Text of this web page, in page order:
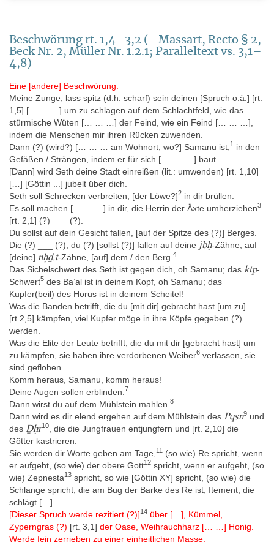
Witwe von Dr. Cimba (†1824), dem Leibarzt von Henry Salt in
Kairo, der wie sein Patron eine ägyptische Sammlung aufgebaut
hatte. Erneut durch Vermittlung von Humbert konnte Papyrus
der ersten Sammlung von G. Anastasi erworben werden (Ankunft
in Leiden am 1.1.1829) (Massart 1954, 1; Raven 1992, 7, 8;
Halbertsma 1995, 91–108; 2003, 99–106). Die Papyri wurden
zuerst durch Museumsdirektor C. J. C. Reuvens unter den
Nummern CI 11b bzw. AMS 28 inventarisiert, später durch seinen
Nachfolger Conrad Leemans unter den Nummern I 345 bzw. I
343.
Herkunft
Niltal von Kairo bis Assiut » zwischen Kairo und Fajjum »
westliches Ufer » Saqqara
Der genaue Fundort ist unbekannt. Für eine ganze Reihe von
Papyri in Leiden aus der Sammung Anastasi wird "Memphis" als
Fundort im ursprünglichen Verzeichnis der Anastasi-Sammlung
angegeben, so auch für pLeiden I 343 (Leemans 1840, 112;
Enmarch 2005, 2). Zu pLeiden I 345 notierte Leemans 1840, 113:
„Il est incertain de quel endroit ce Ms. provient, mais il pourrait
être trouvé avec les deux precédents [= I 343, I 344]“. Enmarch
2005, 2 konstatiert: „‘Memphis’ almost certainly means Saqqara,
since papyrus rarely survives outside necropoleis“ mit Bezug auf
pLeiden I 344, der nach Leemans mit I 343 und I 345
möglicherweise zusammen gefunden wurde, und auch weil I
343+345 und I 344 die gleiche Art von Beschädigungen
aufweisen, so dass es wahrscheinlich ist, dass sie übereinander
aufgerollt in einem Grab gefunden worden waren (Enmarch 2005,
3–5). Raven 2012, 80, 82 schreibt: „It is well known that
d’Anastasi occasionally listed ‘Memphis’ as the origin of objects
which have been proven to have come from Saqqara.“ Er fragt
sich, ob die fünf magischen Papyri in Leiden aus der Sammlung
Anastasi, für die Memphis als Fundort im ursprünglichen
Verzeichnis steht (I 343 = AMS 28; I 346 = AMS 23a; I 347 = AMS
23b; I 348 = AMS 26a und I 349 = AMS 26b), alle zusammen
gefunden worden sein könnten. Er spekuliert sogar, dass sie aus
dem Büro von Prinz Chaemwaset, dem Sohn Ramses' II., in
Saqqara stammen könnten (Raven 2012, 80–83).
Beschwörung rt. 1,4–3,2 (= Massart, Recto § 2,
Beck Nr. 2, Müller Nr. 1.2.1; Paralleltext vs. 3,1–
4,8)
Eine [andere] Beschwörung:
Meine Zunge, lass spitz (d.h. scharf) sein deinen [Spruch o.ä.] [rt.
1,5] [… … …] um zu schlagen auf dem Schlachtfeld, wie das
stürmische Wüten [… … …] der Feind, wie ein Feind [… … …],
indem die Menschen mir ihren Rücken zuwenden.
Dann (?) (wird?) [… … … am Wohnort, wo?] Samanu ist, 1
in den
Gefäßen / Strängen, indem er für sich [… … … ] baut.
[Dann] wird Seth deine Stadt einreißen (lit.: umwenden) [rt. 1,10]
[…] [Göttin ...] jubelt über dich.
Seth soll Schrecken verbreiten, [der Löwe?]2 in dir brüllen.
Es soll machen [… … …] in dir, die Herrin der Äxte umherziehen3
[rt. 2,1] (?) ___ (?).
Du sollst auf dein Gesicht fallen, [auf der Spitze des (?)] Berges.
Die (?) ___ (?), du (?) [sollst (?)] fallen auf deine jbḥ-Zähne, auf
[deine] nḥḏ.t-Zähne, [auf] dem / den Berg. 4
Das Sichelschwert des Seth ist gegen dich, oh Samanu; das ktp-
Schwert5 des Ba’al ist in deinem Kopf, oh Samanu; das
Kupfer(beil) des Horus ist in deinem Scheitel!
Was die Banden betrifft, die du [mit dir] gebracht hast [um zu]
[rt.2,5] kämpfen, viel Kupfer möge in ihre Köpfe gegeben (?)
werden.
Was die Elite der Leute betrifft, die du mit dir [gebracht hast] um
zu kämpfen, sie haben ihre verdorbenen Weiber6 verlassen, sie
sind geflohen.
Komm heraus, Samanu, komm heraus!
Deine Augen sollen erblinden. 7
Dann wirst du auf dem Mühlstein mahlen. 8
Dann wird es dir elend ergehen auf dem Mühlstein des Pqsn9 und
des Ḏḥr10
, die die Jungfrauen entjungfern und [rt. 2,10] die
Götter kastrieren.
Sie werden dir Worte geben am Tage, 11
(so wie) Re spricht, wenn
er aufgeht, (so wie) der obere Gott12 spricht, wenn er aufgeht, (so
wie) Zepnesta13 spricht, so wie [Göttin XY] spricht, (so wie) die
Schlange spricht, die am Bug der Barke des Re ist, Itement, die
schlägt […]
[Dieser Spruch werde rezitiert (?)]14 über […], Kümmel,
Zyperngras (?) [rt. 3,1] der Oase, Weihrauchharz [… …] Honig.
Werde fein zerrieben zu einer einheitlichen Masse.